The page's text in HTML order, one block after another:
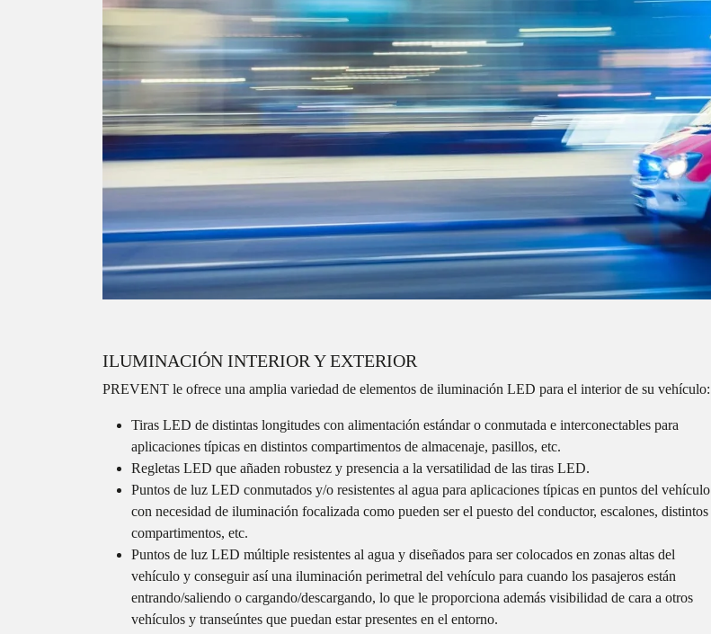
ILUMINACIÓN INTERIOR Y EXTERIOR
PREVENT le ofrece una amplia variedad de elementos de iluminación LED para el interior de su vehículo:
Tiras LED de distintas longitudes con alimentación estándar o conmutada e interconectables para
aplicaciones típicas en distintos compartimentos de almacenaje, pasillos, etc.
Regletas LED que añaden robustez y presencia a la versatilidad de las tiras LED.
Puntos de luz LED conmutados y/o resistentes al agua para aplicaciones típicas en puntos del vehículo
con necesidad de iluminación focalizada como pueden ser el puesto del conductor, escalones, distintos
compartimentos, etc.
Puntos de luz LED múltiple resistentes al agua y diseñados para ser colocados en zonas altas del
vehículo y conseguir así una iluminación perimetral del vehículo para cuando los pasajeros están
entrando/saliendo o cargando/descargando, lo que le proporciona además visibilidad de cara a otros
vehículos y transeúntes que puedan estar presentes en el entorno.